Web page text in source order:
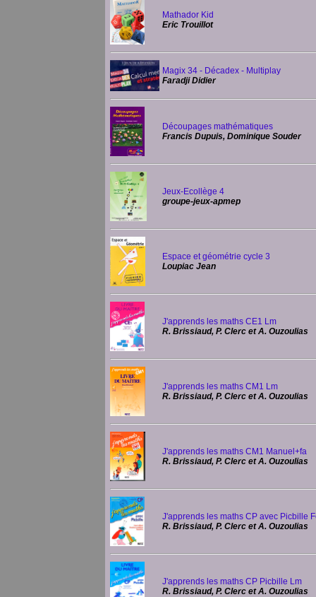
Mathador Kid
Eric Trouillot
Magix 34 - Décadex - Multiplay
Faradji Didier
Découpages mathématiques
Francis Dupuis, Dominique Souder
Jeux-Ecollège 4
groupe-jeux-apmep
Espace et géométrie cycle 3
Loupiac Jean
J'apprends les maths CE1 Lm
R. Brissiaud, P. Clerc et A. Ouzoulias
J'apprends les maths CM1 Lm
R. Brissiaud, P. Clerc et A. Ouzoulias
J'apprends les maths CM1 Manuel+fa
R. Brissiaud, P. Clerc et A. Ouzoulias
J'apprends les maths CP avec Picbille
R. Brissiaud, P. Clerc et A. Ouzoulias
J'apprends les maths CP Picbille Lm
R. Brissiaud, P. Clerc et A. Ouzoulias